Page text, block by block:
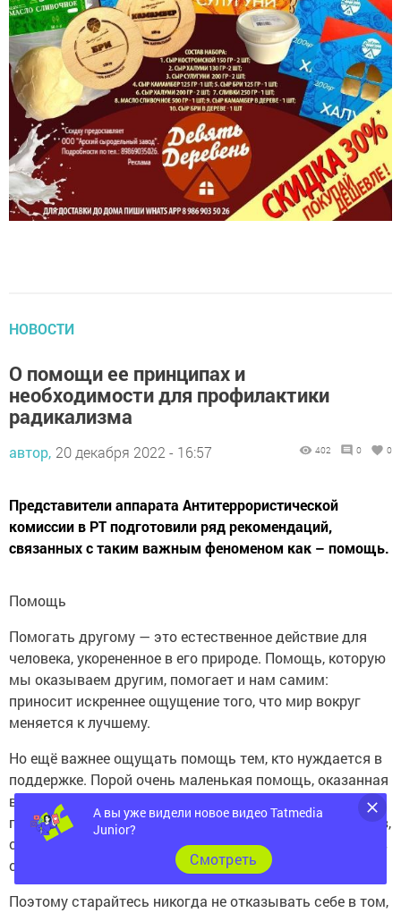
НОВОСТИ
О помощи ее принципах и
необходимости для профилактики
радикализма
автор, 20 декабря 2022 - 16:57 402 0 0
Представители аппарата Антитеррористической
комиссии в РТ подготовили ряд рекомендаций,
связанных с таким важным феноменом как – помощь.
Помощь
Помогать другому — это естественное действие для
человека, укорененное в его природе. Помощь, которую
мы оказываем другим, помогает и нам самим:
приносит искреннее ощущение того, что мир вокруг
меняется к лучшему.
Но ещё важнее ощущать помощь тем, кто нуждается в
поддержке. Порой очень маленькая помощь, оказанная
вовремя, может спасти жизнь. Искреннее стремление
помочь позволяет достичь поразительных результатов,
само ощущение поддержки позволяет почувствовать в
себе новые силы, справиться с проблемой.
Поэтому старайтесь никогда не отказывать себе в том,
А вы уже видели новое видео Tatmedia
Junior?
Cмотреть